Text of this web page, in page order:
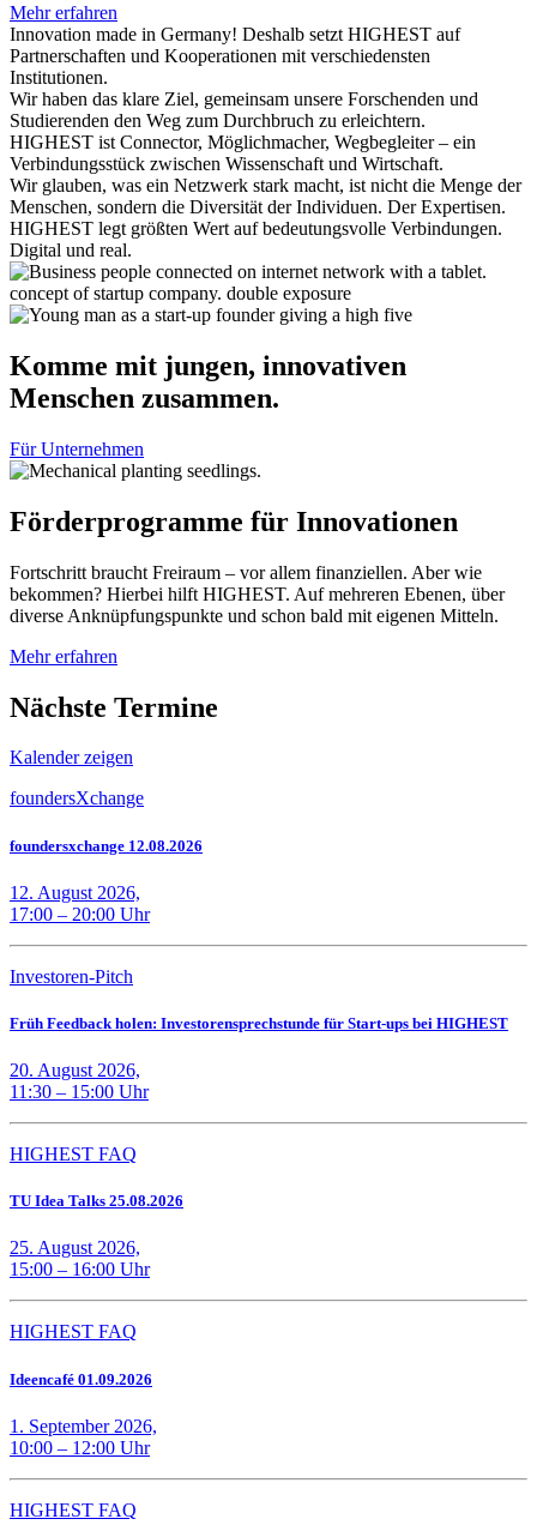
Mehr erfahren
Innovation made in Germany! Deshalb setzt HIGHEST auf
Partnerschaften und Kooperationen mit verschiedensten
Institutionen.
Wir haben das klare Ziel, gemeinsam unsere Forschenden und
Studierenden den Weg zum Durchbruch zu erleichtern.
HIGHEST ist Connector, Möglichmacher, Wegbegleiter – ein
Verbindungsstück zwischen Wissenschaft und Wirtschaft.
Wir glauben, was ein Netzwerk stark macht, ist nicht die Menge der
Menschen, sondern die Diversität der Individuen. Der Expertisen.
HIGHEST legt größten Wert auf bedeutungsvolle Verbindungen.
Digital und real.
Komme mit jungen, innovativen
Menschen zusammen.
Für Unternehmen
Förderprogramme für Innovationen
Fortschritt braucht Freiraum – vor allem finanziellen. Aber wie
bekommen? Hierbei hilft HIGHEST. Auf mehreren Ebenen, über
diverse Anknüpfungspunkte und schon bald mit eigenen Mitteln.
Mehr erfahren
Nächste Termine
Kalender zeigen
foundersXchange
foundersxchange 12.08.2026
12. August 2026,
17:00 – 20:00 Uhr
Investoren-Pitch
Früh Feedback holen: Investorensprechstunde für Start-ups bei HIGHEST
20. August 2026,
11:30 – 15:00 Uhr
HIGHEST FAQ
TU Idea Talks 25.08.2026
25. August 2026,
15:00 – 16:00 Uhr
HIGHEST FAQ
Ideencafé 01.09.2026
1. September 2026,
10:00 – 12:00 Uhr
HIGHEST FAQ